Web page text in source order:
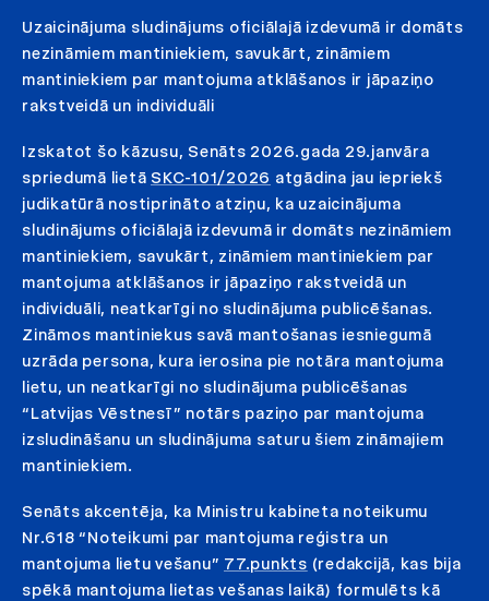
Uzaicinājuma sludinājums oficiālajā izdevumā ir domāts
nezināmiem mantiniekiem, savukārt, zināmiem
mantiniekiem par mantojuma atklāšanos ir jāpaziņo
rakstveidā un individuāli
Izskatot šo kāzusu, Senāts 2026.gada 29.janvāra
spriedumā lietā SKC-101/2026 atgādina jau iepriekš
judikatūrā nostiprināto atziņu, ka uzaicinājuma
sludinājums oficiālajā izdevumā ir domāts nezināmiem
mantiniekiem, savukārt, zināmiem mantiniekiem par
mantojuma atklāšanos ir jāpaziņo rakstveidā un
individuāli, neatkarīgi no sludinājuma publicēšanas.
Zināmos mantiniekus savā mantošanas iesniegumā
uzrāda persona, kura ierosina pie notāra mantojuma
lietu, un neatkarīgi no sludinājuma publicēšanas
“Latvijas Vēstnesī” notārs paziņo par mantojuma
izsludināšanu un sludinājuma saturu šiem zināmajiem
mantiniekiem.
Senāts akcentēja, ka Ministru kabineta noteikumu
Nr.618 “Noteikumi par mantojuma reģistra un
mantojuma lietu vešanu” 77.punkts (redakcijā, kas bija
spēkā mantojuma lietas vešanas laikā) formulēts kā